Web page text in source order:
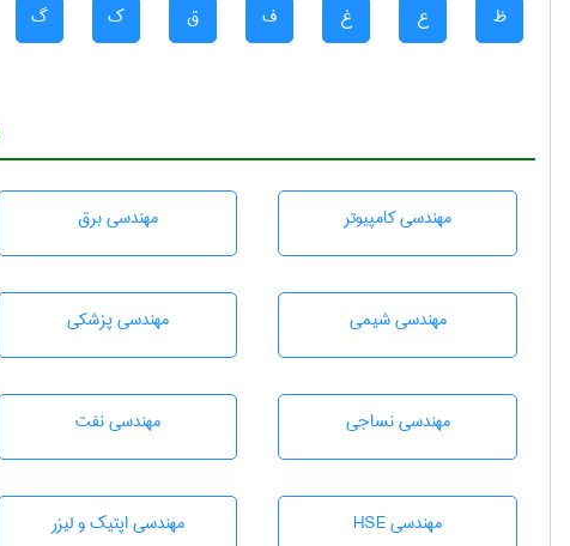
ظ ع غ ف ق ک گ
مهندسی كامپيوتر مهندسی برق
مهندسي شيمی مهندسی پزشکی
مهندسي نساجی مهندسی نفت
مهندسی HSE مهندسی اپتیک و لیزر